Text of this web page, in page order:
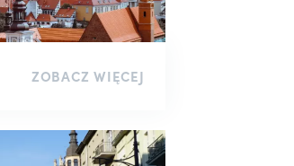
ZOBACZ WIĘCEJ